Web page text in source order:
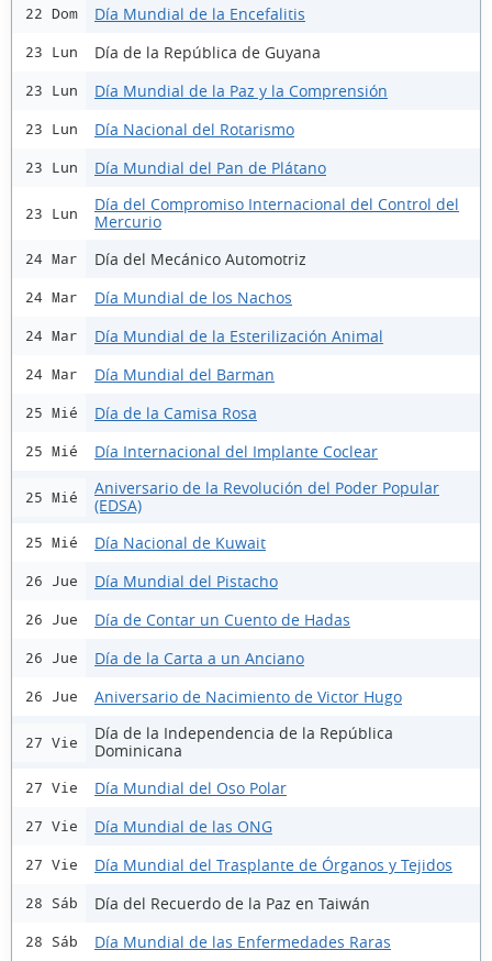
22 Dom Día Mundial de la Encefalitis
23 Lun Día de la República de Guyana
23 Lun Día Mundial de la Paz y la Comprensión
23 Lun Día Nacional del Rotarismo
23 Lun Día Mundial del Pan de Plátano
23 Lun
Día del Compromiso Internacional del Control del
Mercurio
24 Mar Día del Mecánico Automotriz
24 Mar Día Mundial de los Nachos
24 Mar Día Mundial de la Esterilización Animal
24 Mar Día Mundial del Barman
25 Mié Día de la Camisa Rosa
25 Mié Día Internacional del Implante Coclear
25 Mié
Aniversario de la Revolución del Poder Popular
(EDSA)
25 Mié Día Nacional de Kuwait
26 Jue Día Mundial del Pistacho
26 Jue Día de Contar un Cuento de Hadas
26 Jue Día de la Carta a un Anciano
26 Jue Aniversario de Nacimiento de Victor Hugo
27 Vie
Día de la Independencia de la República
Dominicana
27 Vie Día Mundial del Oso Polar
27 Vie Día Mundial de las ONG
27 Vie Día Mundial del Trasplante de Órganos y Tejidos
28 Sáb Día del Recuerdo de la Paz en Taiwán
28 Sáb Día Mundial de las Enfermedades Raras